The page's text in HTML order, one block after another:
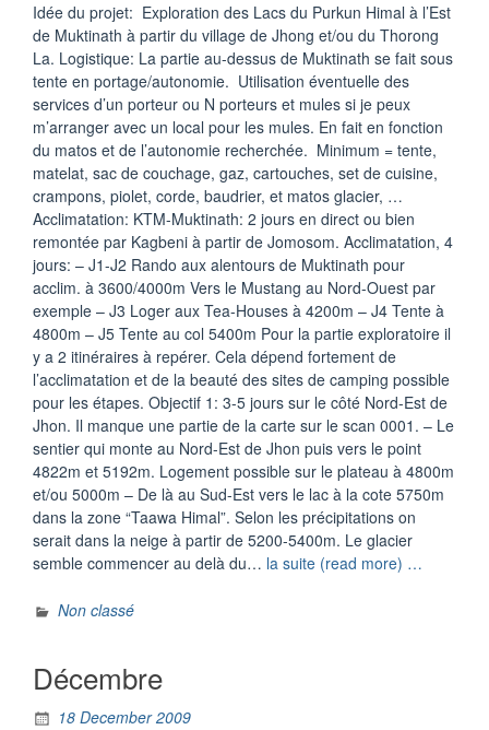
Idée du projet: Exploration des Lacs du Purkun Himal à l’Est
de Muktinath à partir du village de Jhong et/ou du Thorong
La. Logistique: La partie au-dessus de Muktinath se fait sous
tente en portage/autonomie. Utilisation éventuelle des
services d’un porteur ou N porteurs et mules si je peux
m’arranger avec un local pour les mules. En fait en fonction
du matos et de l’autonomie recherchée. Minimum = tente,
matelat, sac de couchage, gaz, cartouches, set de cuisine,
crampons, piolet, corde, baudrier, et matos glacier, …
Acclimatation: KTM-Muktinath: 2 jours en direct ou bien
remontée par Kagbeni à partir de Jomosom. Acclimatation, 4
jours: – J1-J2 Rando aux alentours de Muktinath pour
acclim. à 3600/4000m Vers le Mustang au Nord-Ouest par
exemple – J3 Loger aux Tea-Houses à 4200m – J4 Tente à
4800m – J5 Tente au col 5400m Pour la partie exploratoire il
y a 2 itinéraires à repérer. Cela dépend fortement de
l’acclimatation et de la beauté des sites de camping possible
pour les étapes. Objectif 1: 3-5 jours sur le côté Nord-Est de
Jhon. Il manque une partie de la carte sur le scan 0001. – Le
sentier qui monte au Nord-Est de Jhon puis vers le point
4822m et 5192m. Logement possible sur le plateau à 4800m
et/ou 5000m – De là au Sud-Est vers le lac à la cote 5750m
dans la zone “Taawa Himal”. Selon les précipitations on
serait dans la neige à partir de 5200-5400m. Le glacier
semble commencer au delà du… la suite (read more) …
Non classé
Décembre
18 December 2009